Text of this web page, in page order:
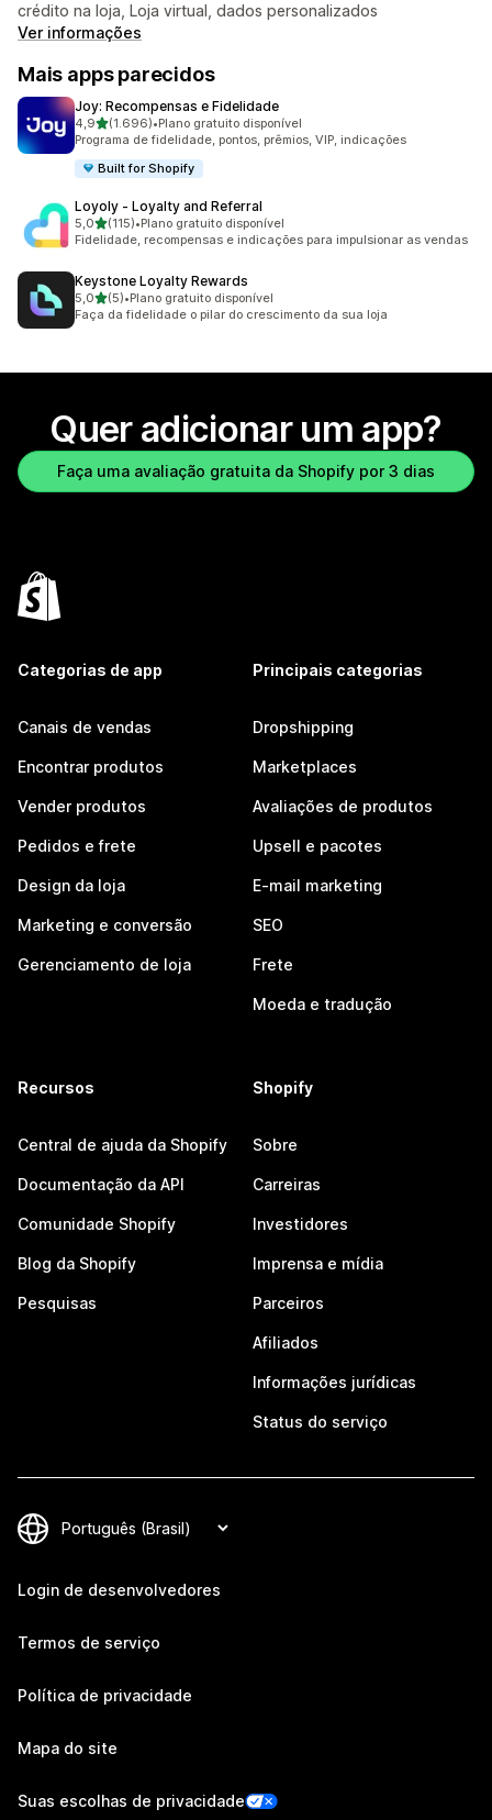
crédito na loja, Loja virtual, dados personalizados
Ver informações
Mais apps parecidos
Joy: Recompensas e Fidelidade
4,9de 5 estrelas
(1.696)
1696 avaliações ao todo
•Plano gratuito disponível
Programa de fidelidade, pontos, prêmios, VIP, indicações
Built for Shopify
Loyoly ‑ Loyalty and Referral
5,0de 5 estrelas
(115)
115 avaliações ao todo
•Plano gratuito disponível
Fidelidade, recompensas e indicações para impulsionar as vendas
Keystone Loyalty Rewards
5,0de 5 estrelas
(5)
5 avaliações ao todo
•Plano gratuito disponível
Faça da fidelidade o pilar do crescimento da sua loja
Quer adicionar um app?
Faça uma avaliação gratuita da Shopify por 3 dias
Categorias de app
Canais de vendas
Encontrar produtos
Vender produtos
Pedidos e frete
Design da loja
Marketing e conversão
Gerenciamento de loja
Principais categorias
Dropshipping
Marketplaces
Avaliações de produtos
Upsell e pacotes
E-mail marketing
SEO
Frete
Moeda e tradução
Recursos
Central de ajuda da Shopify
Documentação da API
Comunidade Shopify
Blog da Shopify
Pesquisas
Shopify
Sobre
Carreiras
Investidores
Imprensa e mídia
Parceiros
Afiliados
Informações jurídicas
Status do serviço
Login de desenvolvedores
Termos de serviço
Política de privacidade
Mapa do site
Suas escolhas de privacidade